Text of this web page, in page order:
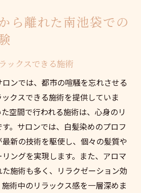
ら離れた南池袋での
ックスできる施術
ンでは、都市の喧騒を忘れさせる
クスできる施術を提供していま
空間で行われる施術は、心身のリ
。サロンでは、白髪染めのプロフ
新の技術を駆使し、個々の髪質や
ングを実現します。また、アロマ
施術も多く、リラクゼーション効
術中のリラックス感を一層深めま